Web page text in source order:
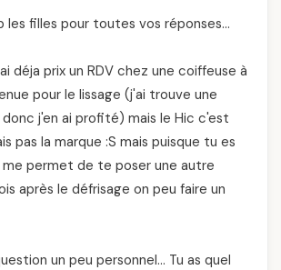
les filles pour toutes vos réponses…
déja prix un RDV chez une coiffeuse à
pour le lissage (j'ai trouve une
j'en ai profité) mais le Hic c'est
pas la marque :S mais puisque tu es
me permet de te poser une autre
après le défrisage on peu faire un
un peu personnel… Tu as quel